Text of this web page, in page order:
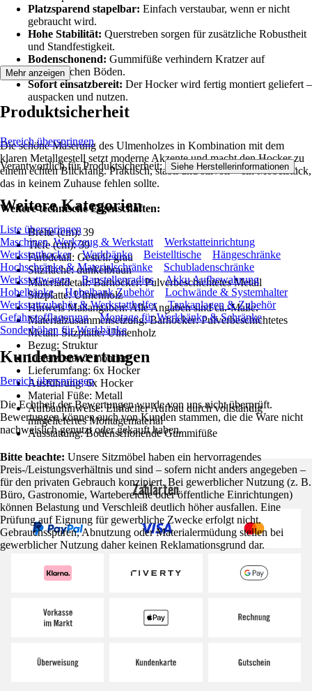
Platzsparend stapelbar: Einfach verstaubar, wenn er nicht
gebraucht wird.
Hohe Stabilität: Querstreben sorgen für zusätzliche Robustheit
und Standfestigkeit.
Bodenschonend: Gummifüße verhindern Kratzer auf
empfindlichen Böden.
Sofort einsatzbereit: Der Hocker wird fertig montiert geliefert –
auspacken und nutzen.
Die schöne Maserung des Ulmenholzes in Kombination mit dem
klaren Metallgestell setzt moderne Akzente und macht den Hocker zu
einem echten Blickfang. Praktisch, stabil und stilvoll – ein Möbelstück,
das in keinem Zuhause fehlen sollte.
Weitere technische Eigenschaften:
Breite (cm): 39
Tiefe (cm): 39
Farbdetail: Gestell: grau
Sitzfläche: dunkelbraun
Materialdetail: Barhocker: Pulverbeschichtetes Metall
Sitzplatte: Ulmenholz
Hinweis Maßangaben: Alle Angaben sind ca.-Maße.
Materialzusammensetzung: Barhocker: Pulverbeschichtetes
Metall. Sitzplatte: Ulmenholz
Bezug: Struktur
Lieferzustand: montiert
Lieferumfang: 6x Hocker
Ausführung: 6x Hocker
Material Füße: Metall
Aufbauhinweise: Einfacher Aufbau durch vollständig
mitgeliefertes Montagematerial
Ausstattung: Bodenschonende Gummifüße
Bitte beachte: Unsere Sitzmöbel haben ein hervorragendes
Preis-/Leistungsverhältnis und sind – sofern nicht anders angegeben –
für den privaten Gebrauch konzipiert. Bei gewerblicher Nutzung (z. B.
Büro, Gastronomie, Wartebereiche oder öffentliche Einrichtungen)
können Belastung und Verschleiß deutlich höher ausfallen. Eine
Prüfung auf Eignung für gewerbliche Zwecke erfolgt nicht.
Gebrauchsspuren, Abnutzung oder Materialermüdung stellen bei
gewerblicher Nutzung daher keinen Reklamationsgrund dar.
Mehr anzeigen
Produktsicherheit
Bereich überspringen
Verantwortlich für Produktsicherheit: Siehe Herstellerinformationen .
Weitere Kategorien
Liste überspringen
Maschinen, Werkzeug & Werkstatt
Werkstatteinrichtung
Werkstatthocker
Werkbänke Beistelltische
Hängeschränke
Hochschränke & Materialschränke
Schubladenschränke
Werkstattwagen
Baustellenradios
Akku Aufbewahrung
Hobelbänke
Hobelbank Zubehör
Lochwände & Systemhalter
Werkstattzubehör & Werkstatthelfer
Tankanlagen & Zubehör
Gefahrstofflagerung
Montage für Werkbänke & Schränke
Sonderhöhen für Werkbänke
Kundenbewertungen
Bereich überspringen
Die Echtheit der Bewertungen wurde von uns nicht überprüft.
Bewertungen können auch von Kunden stammen, die die Ware nicht
nachweislich genutzt oder gekauft haben.
Zahlarten